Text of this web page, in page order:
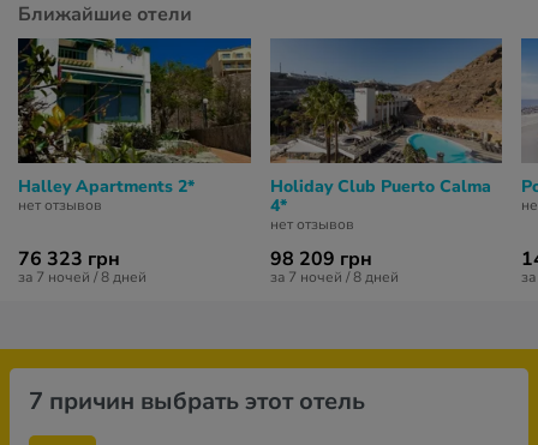
Ближайшие отели
Halley Apartments 2*
нет отзывов
76 323 грн
за 7 ночей / 8 дней
Holiday Club Puerto Calma
4*
нет отзывов
98 209 грн
за 7 ночей / 8 дней
7 причин выбрать этот отель